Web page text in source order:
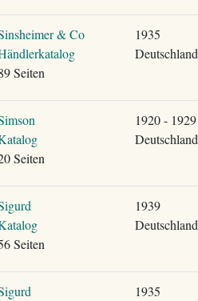
& Co
Seiten
1935
Deutschland
Seiten
1920 - 1929
Deutschland
Seiten
1939
Deutschland
1935